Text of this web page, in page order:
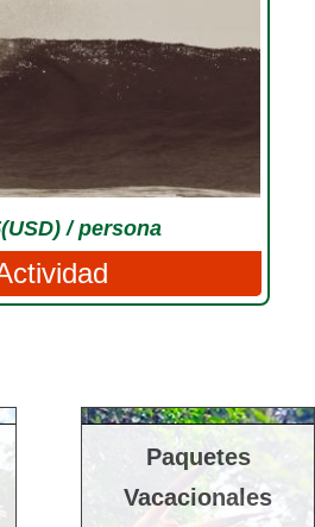
/ persona
Paquetes
Vacacionales